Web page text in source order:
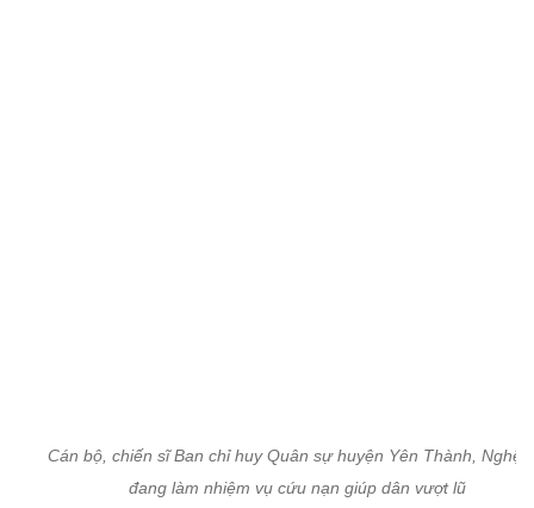
Cán bộ, chiến sĩ Ban chỉ huy Quân sự huyện Yên Thành, Nghệ
đang làm nhiệm vụ cứu nạn giúp dân vượt lũ